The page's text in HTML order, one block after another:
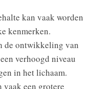
kan vaak worden
kenmerken.
de ontwikkeling van
verhoogd niveau
in het lichaam.
vaak een grotere